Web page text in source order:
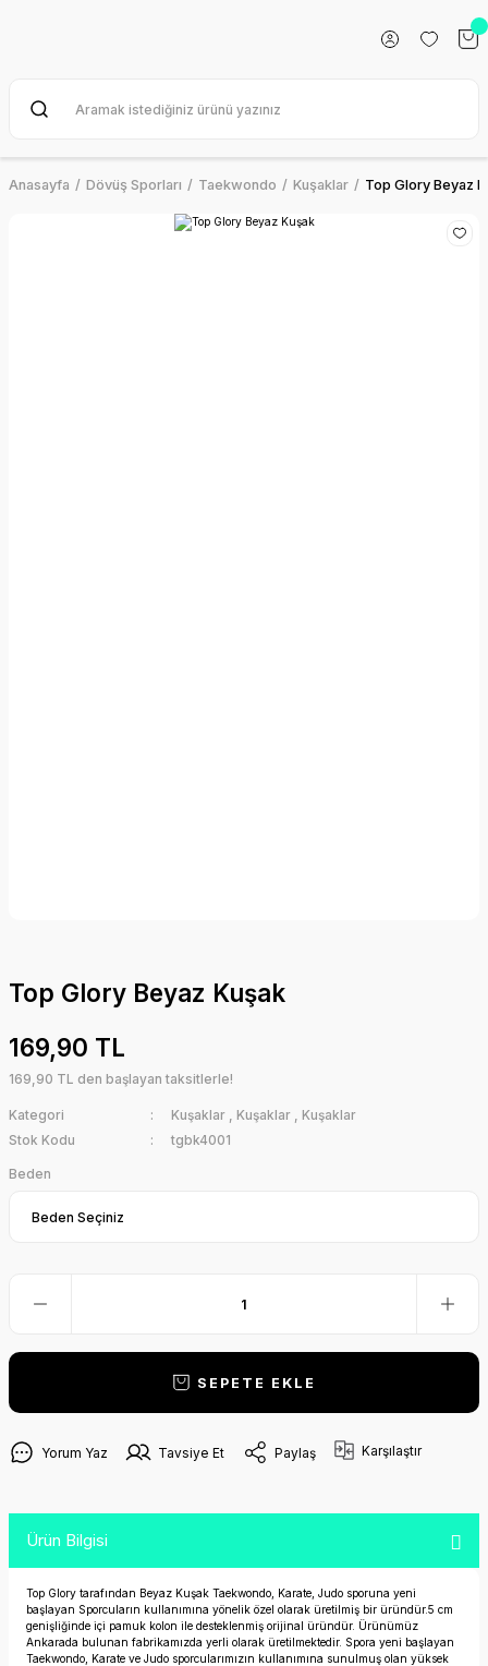
Anasayfa Dövüş Sporları Taekwondo Kuşaklar Top Glory Beyaz
Top Glory Beyaz Kuşak
169,90 TL
169,90 TL den başlayan taksitlerle!
Kategori Kuşaklar , Kuşaklar , Kuşaklar
Stok Kodu
tgbk4001
Beden
SEPETE EKLE
Yorum Yaz Tavsiye Et Paylaş Karşılaştır
Ürün Bilgisi
Top Glory tarafından Beyaz Kuşak Taekwondo, Karate, Judo sporuna yeni
başlayan Sporcuların kullanımına yönelik özel olarak üretilmiş bir üründür.5 cm
genişliğinde içi pamuk kolon ile desteklenmiş orijinal üründür. Ürünümüz
Ankarada bulunan fabrikamızda yerli olarak üretilmektedir. Spora yeni başlayan
Taekwondo, Karate ve Judo sporcularımızın kullanımına sunulmuş olan yüksek